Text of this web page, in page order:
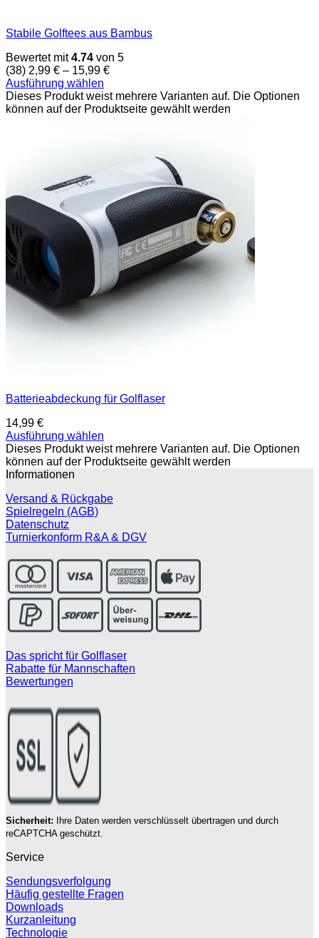
Stabile Golftees aus Bambus
Bewertet mit4.74 von 5
(38) 2,99 € – 15,99 €
Ausführung wählen
Dieses Produkt weist mehrere Varianten auf. Die Optionen
können auf der Produktseite gewählt werden
Batterieabdeckung für Golflaser
14,99 €
Ausführung wählen
Dieses Produkt weist mehrere Varianten auf. Die Optionen
können auf der Produktseite gewählt werden
Informationen
Versand & Rückgabe
Spielregeln (AGB)
Datenschutz
Turnierkonform R&A & DGV
Das spricht für Golflaser
Rabatte für Mannschaften
Bewertungen
Sicherheit: Ihre Daten werden verschlüsselt übertragen und durch
reCAPTCHA geschützt.
Service
Sendungsverfolgung
Häufig gestellte Fragen
Downloads
Kurzanleitung
Technologie